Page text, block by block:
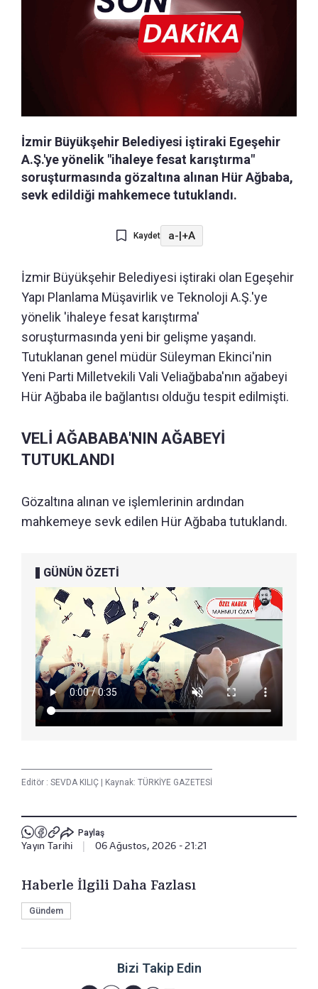
İzmir Büyükşehir Belediyesi iştiraki Egeşehir
A.Ş.'ye yönelik "ihaleye fesat karıştırma"
soruşturmasında gözaltına alınan Hür Ağbaba,
sevk edildiği mahkemece tutuklandı.
Kaydet a-|+A
İzmir Büyükşehir Belediyesi iştiraki olan Egeşehir
Yapı Planlama Müşavirlik ve Teknoloji A.Ş.'ye
yönelik 'ihaleye fesat karıştırma'
soruşturmasında yeni bir gelişme yaşandı.
Tutuklanan genel müdür Süleyman Ekinci'nin
Yeni Parti Milletvekili Vali Veliağbaba'nın ağabeyi
Hür Ağbaba ile bağlantısı olduğu tespit edilmişti.
VELİ AĞABABA'NIN AĞABEYİ
TUTUKLANDI
Gözaltına alınan ve işlemlerinin ardından
mahkemeye sevk edilen Hür Ağbaba tutuklandı.
GÜNÜN ÖZETİ
Editör : SEVDA KILIÇ | Kaynak: TÜRKİYE GAZETESİ
Paylaş
Yayın Tarihi 06 Ağustos, 2026 - 21:21
Haberle İlgili Daha Fazlası
Gündem
Bizi Takip Edin